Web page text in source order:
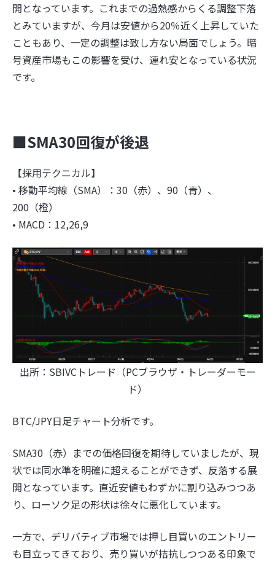
開となっています。これまでの過熱感からくる調整下落
とみていますが、今月は安値から20％近く上昇していた
こともあり、一定の調整は致し方ない局面でしょう。暗
号資産市場もこの影響を受け、連れ安となっている状況
です。
■SMA30回復が後退
【採用テクニカル】
• 移動平均線（SMA）：30（赤）、90（青）、
200（橙）
• MACD：12,26,9
出所：SBIVCトレード（PCブラウザ・トレーダーモー
ド）
BTC/JPY日足チャート分析です。
SMA30（赤）までの価格回復を期待していましたが、現
状では同水準を明確に超えることができず、反落する展
開となっています。直近安値もわずかに割り込みつつあ
り、ローソク足の形状は徐々に悪化しています。
一方で、デリバティブ市場では押し目買いのエントリー
も目立ってきており、売り買いが拮抗しつつある印象で